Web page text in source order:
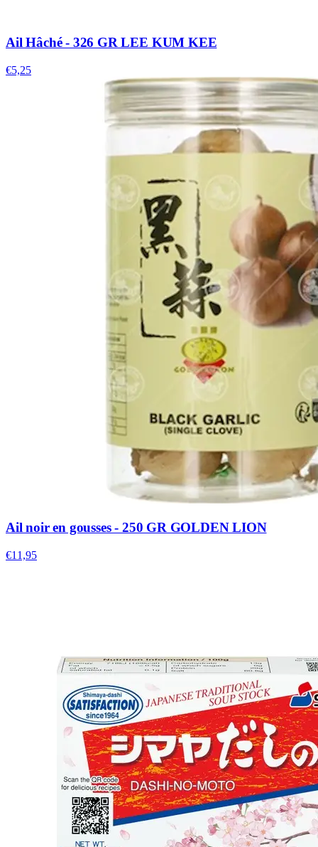
Ail Hâché - 326 GR LEE KUM KEE
€5,25
Ail noir en gousses - 250 GR GOLDEN LION
€11,95